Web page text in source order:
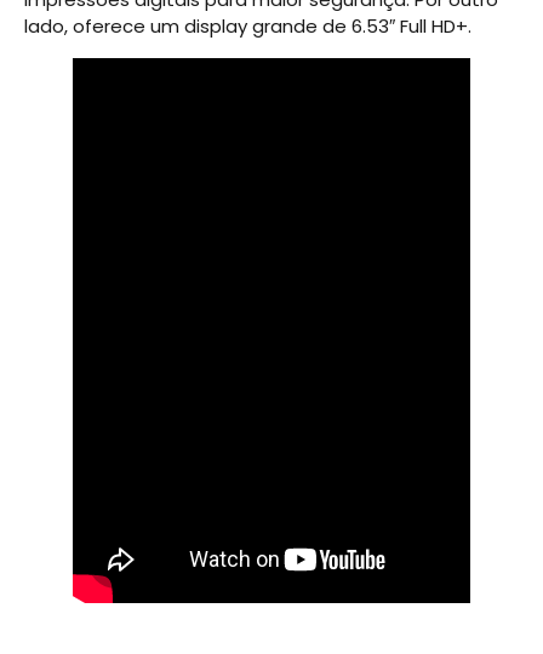
lado, oferece um display grande de 6.53″ Full HD+.